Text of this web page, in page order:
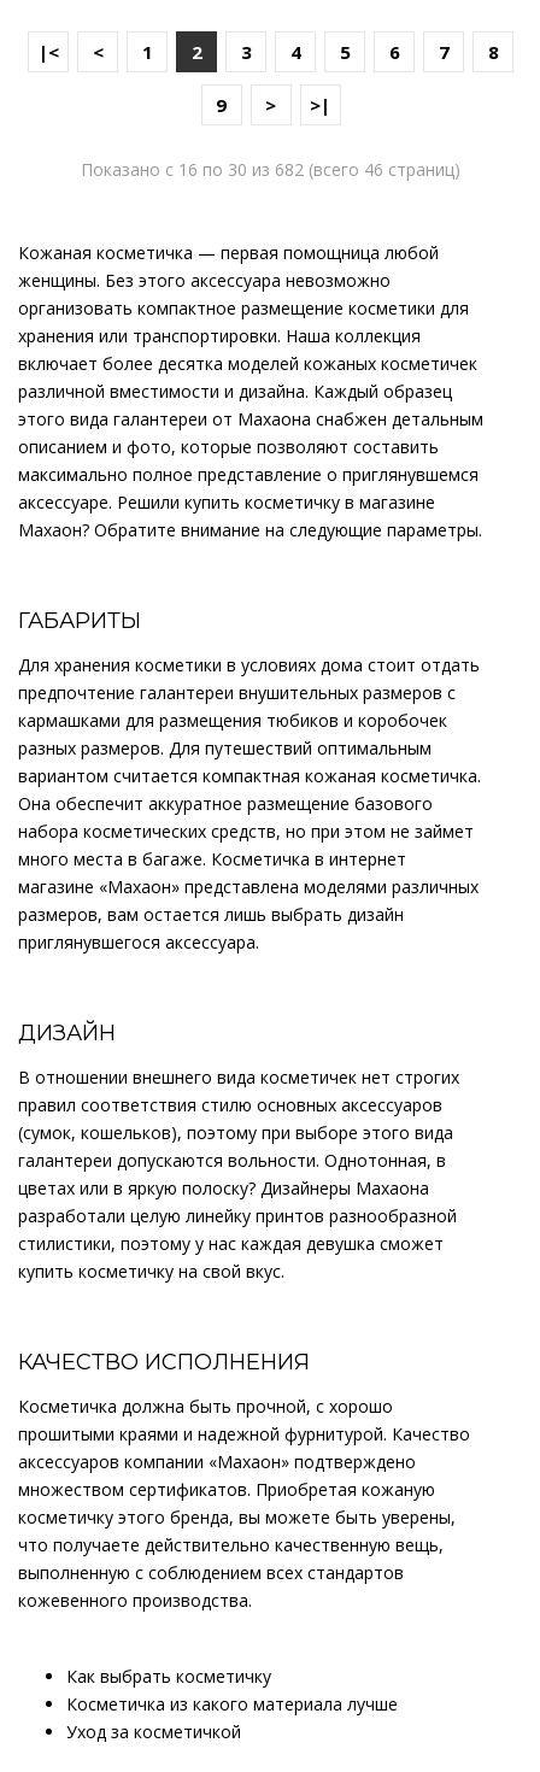
|< < 1 2 3 4 5 6 7 8
9 > >|
Показано с 16 по 30 из 682 (всего 46 страниц)
Кожаная косметичка — первая помощница любой
женщины. Без этого аксессуара невозможно
организовать компактное размещение косметики для
хранения или транспортировки. Наша коллекция
включает более десятка моделей кожаных косметичек
различной вместимости и дизайна. Каждый образец
этого вида галантереи от Махаона снабжен детальным
описанием и фото, которые позволяют составить
максимально полное представление о приглянувшемся
аксессуаре. Решили купить косметичку в магазине
Махаон? Обратите внимание на следующие параметры.
ГАБАРИТЫ
Для хранения косметики в условиях дома стоит отдать
предпочтение галантереи внушительных размеров с
кармашками для размещения тюбиков и коробочек
разных размеров. Для путешествий оптимальным
вариантом считается компактная кожаная косметичка.
Она обеспечит аккуратное размещение базового
набора косметических средств, но при этом не займет
много места в багаже. Косметичка в интернет
магазине «Махаон» представлена моделями различных
размеров, вам остается лишь выбрать дизайн
приглянувшегося аксессуара.
ДИЗАЙН
В отношении внешнего вида косметичек нет строгих
правил соответствия стилю основных аксессуаров
(сумок, кошельков), поэтому при выборе этого вида
галантереи допускаются вольности. Однотонная, в
цветах или в яркую полоску? Дизайнеры Махаона
разработали целую линейку принтов разнообразной
стилистики, поэтому у нас каждая девушка сможет
купить косметичку на свой вкус.
КАЧЕСТВО ИСПОЛНЕНИЯ
Косметичка должна быть прочной, с хорошо
прошитыми краями и надежной фурнитурой. Качество
аксессуаров компании «Махаон» подтверждено
множеством сертификатов. Приобретая кожаную
косметичку этого бренда, вы можете быть уверены,
что получаете действительно качественную вещь,
выполненную с соблюдением всех стандартов
кожевенного производства.
Как выбрать косметичку
Косметичка из какого материала лучше
Уход за косметичкой